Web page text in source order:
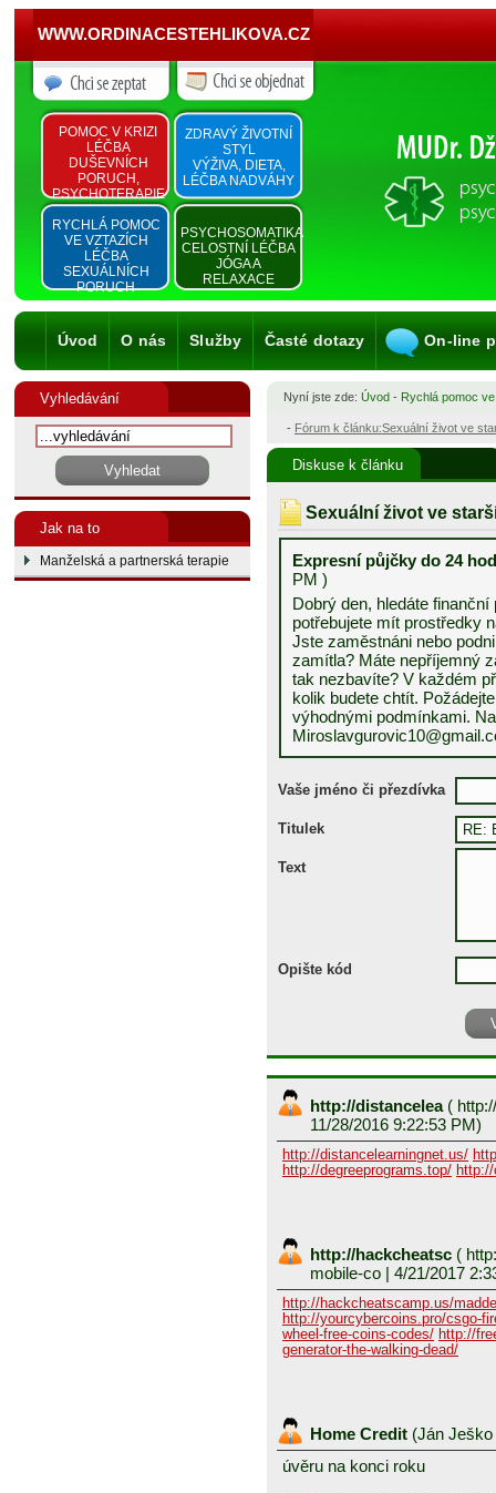
WWW.ORDINACESTEHLIKOVA.CZ
POMOC V KRIZI
LÉČBA
DUŠEVNÍCH
PORUCH,
PSYCHOTERAPIE
ZDRAVÝ ŽIVOTNÍ
STYL
VÝŽIVA, DIETA,
LÉČBA NADVÁHY
RYCHLÁ POMOC
VE VZTAZÍCH
LÉČBA
SEXUÁLNÍCH
PORUCH
PSYCHOSOMATIKA
CELOSTNÍ LÉČBA
JÓGA A
RELAXACE
Úvod O nás Služby Časté dotazy On-line
Vyhledávání
Jak na to
Manželská a partnerská terapie
Nyní jste zde: Úvod - Rychlá pomoc
- Fórum k článku:Sexuální život ve
Diskuse k článku
Sexuální život ve
Expresní půjčky do 24
PM )
Dobrý den, hledáte
potřebujete mít prostředky
Jste zaměstnáni nebo
zamítla? Máte nepříjemný
tak nezbavíte? V každém
kolik budete chtít.
výhodnými podmínkami.
Vaše jméno či přezdívka
Titulek
Text
Opište kód
http://distancelea (
11/28/2016 9:22:53 PM)
http://distancelearningnet.us/
http://degreeprograms.top/
http://hackcheatsc (
mobile-co | 4/21/2017
http://hackcheatscamp.us/
http://yourcybercoins.pro/csgo-
wheel-free-coins-codes/ http://
generator-the-walking-dead/
Home Credit (Ján Ješko
úvěru na konci roku